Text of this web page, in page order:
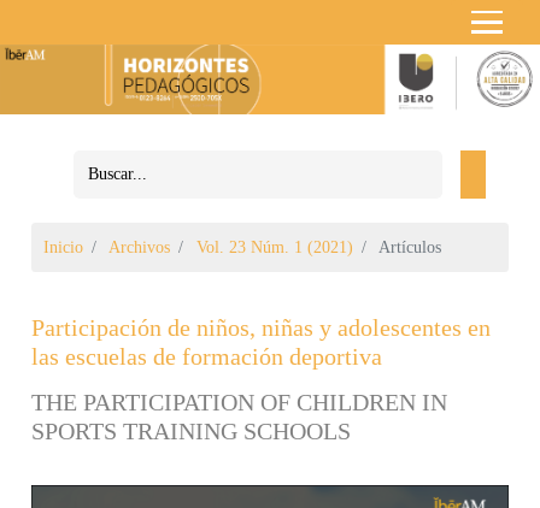
Inicio Archivos Vol. 23 Núm. 1 (2021) Artículos
Participación de niños, niñas y adolescentes en
las escuelas de formación deportiva
THE PARTICIPATION OF CHILDREN IN
SPORTS TRAINING SCHOOLS